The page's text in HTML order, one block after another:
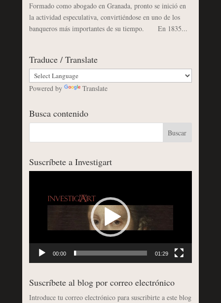
Formado como abogado en Granada, pronto se inició en
la actividad especulativa, convirtiéndose en uno de los
banqueros más importantes de su tiempo. En 1835...
Traduce / Translate
Powered by Translate
Busca contenido
Suscríbete a Investigart
00:00 01:29
Suscríbete al blog por correo electrónico
Introduce tu correo electrónico para suscribirte a este blog